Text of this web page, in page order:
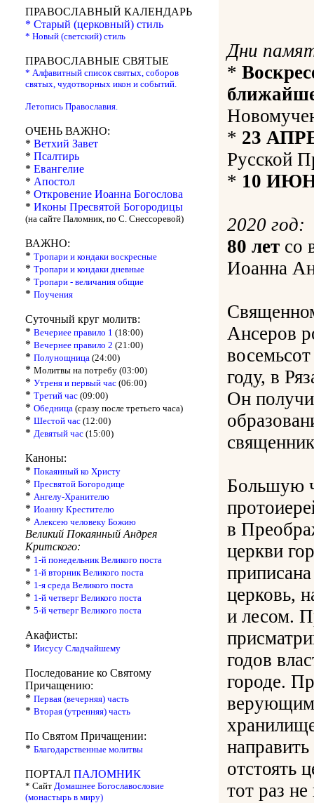
ПРАВОСЛАВНЫЙ КАЛЕНДАРЬ
* Старый (церковный) стиль
* Новый (светский) стиль
ПРАВОСЛАВНЫЕ СВЯТЫЕ
* Алфавитный список святых, соборов
святых, чудотворных икон и событий.
Летопись Православия.
ОЧЕНЬ ВАЖНО:
* Ветхий Завет
* Псалтирь
* Евангелие
* Апостол
* Откровение Иоанна Богослова
* Иконы Пресвятой Богородицы
(на сайте Паломник, по С. Снессоревой)
ВАЖНО:
* Тропари и кондаки воскресные
* Тропари и кондаки дневные
* Тропари - величания общие
* Поучения
Суточный круг молитв:
* Вечериее правило 1 (18:00)
* Вечернее правило 2 (21:00)
* Полунощница (24:00)
* Молитвы на потребу (03:00)
* Утреня и первый час (06:00)
* Третий час (09:00)
* Обедница (сразу после третьего часа)
* Шестой час (12:00)
* Девятый час (15:00)
Каноны:
* Покаянный ко Христу
* Пресвятой Богородице
* Ангелу-Хранителю
* Иоанну Крестителю
* Алексею человеку Божию
Великий Покаянный Андрея
Критского:
* 1-й понедельник Великого поста
* 1-й вторник Великого поста
* 1-я среда Великого поста
* 1-й четверг Великого поста
* 5-й четверг Великого поста
Акафисты:
* Иисусу Сладчайшему
Последование ко Святому
Причащению:
* Первая (вечерняя) часть
* Вторая (утренняя) часть
По Святом Причащении:
* Благодарственные молитвы
ПОРТАЛ ПАЛОМНИК
* Сайт Домашнее Богославословие
(монастырь в миру)
Дни
*
* 23
Русской
* 10
2020 год:
80 лет со
Иоанна
Ансеров
году, в
Он
Большую
в
церкви
церковь,
и лесом.
годов
городе.
верующим
отстоять
тот раз